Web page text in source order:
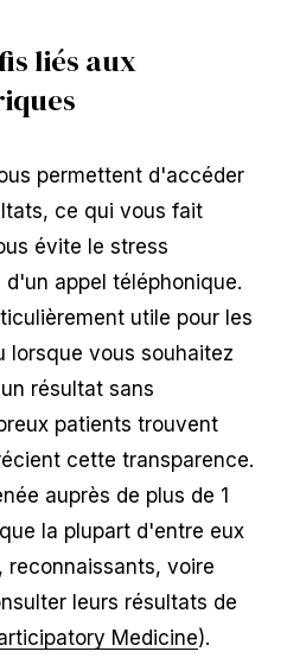
liés aux
permettent d'accéder
ce qui vous fait
évite le stress
appel téléphonique.
utile pour les
lorsque vous souhaitez
résultat sans
patients trouvent
cette transparence.
auprès de plus de 1
la plupart d'entre eux
reconnaissants, voire
leurs résultats de
Medicine).